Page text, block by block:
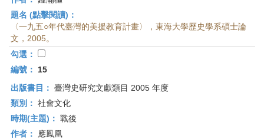
題名 (點擊閱讀)：
〈一九五○年代臺灣的美援教育計畫〉，東海大學歷史學系碩士論
文，2005。
勾選：
編號：
15
出版書目： 臺灣史研究文獻類目 2005 年度
類別： 社會文化
時期(主題)： 戰後
作者：
應鳳凰